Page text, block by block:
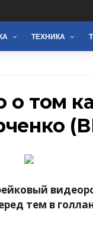
ТЕХНИКА
о том
тем в